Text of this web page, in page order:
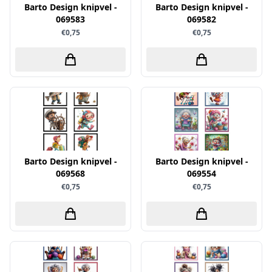
Canvas
Die Cuts
Finger Wax
Pan Pastel
Potloden
Workshop
Hobbydots
HobbyFun
Hobbyjournaal
Hobbyzine
Jalekro
Jeanines Art
JeJe
Joy & Noor
Juffrouw Muis
Lapland knipvel
Lavinia
Lawn Fawn
Lemon Craft
Lisa Horton - Crafts
schudmateriaal
Scrappapier
Specialties
Stickers
Tekst, letters & cijfers
Tijdschrift
Tools
Washi - tape
Barto Design knipvel -
069583
€0,75
Barto Design knipvel -
069582
€0,75
Barto Design knipvel -
069568
€0,75
Barto Design knipvel -
069554
€0,75